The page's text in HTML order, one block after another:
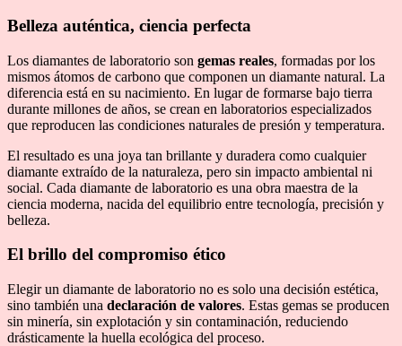
Belleza auténtica, ciencia perfecta
Los diamantes de laboratorio son gemas reales, formadas por los
mismos átomos de carbono que componen un diamante natural. La
diferencia está en su nacimiento. En lugar de formarse bajo tierra
durante millones de años, se crean en laboratorios especializados
que reproducen las condiciones naturales de presión y temperatura.
El resultado es una joya tan brillante y duradera como cualquier
diamante extraído de la naturaleza, pero sin impacto ambiental ni
social. Cada diamante de laboratorio es una obra maestra de la
ciencia moderna, nacida del equilibrio entre tecnología, precisión y
belleza.
El brillo del compromiso ético
Elegir un diamante de laboratorio no es solo una decisión estética,
sino también una declaración de valores. Estas gemas se producen
sin minería, sin explotación y sin contaminación, reduciendo
drásticamente la huella ecológica del proceso.